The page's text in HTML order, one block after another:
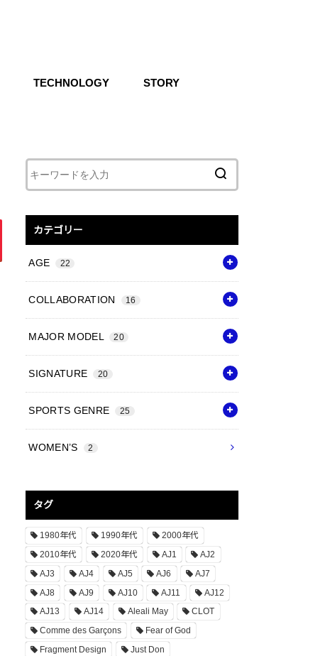
TECHNOLOGY STORY
カテゴリー
AGE 22
COLLABORATION 16
MAJOR MODEL 20
SIGNATURE 20
SPORTS GENRE 25
WOMEN’S 2
タグ
1980年代 1990年代
2000年代
2010年代
2020年代 AJ1
AJ2
AJ3
AJ4 AJ5 AJ6
AJ7
AJ8
AJ9 AJ10 AJ11
AJ12
AJ13
AJ14 Aleali May
CLOT
Comme des Garçons
Fear of God
Fragment Design
Just Don